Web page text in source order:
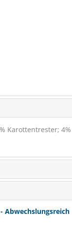
Karottentrester;
Abwechslungsreich